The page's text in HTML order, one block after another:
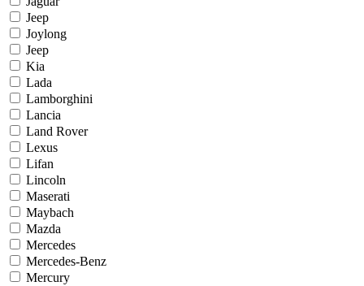
Jeep
Joylong
Jееp
Kia
Lada
Lamborghini
Lancia
Land Rover
Lexus
Lifan
Lincoln
Maserati
Maybach
Mazda
Mercedes
Mercedes-Benz
Mercury